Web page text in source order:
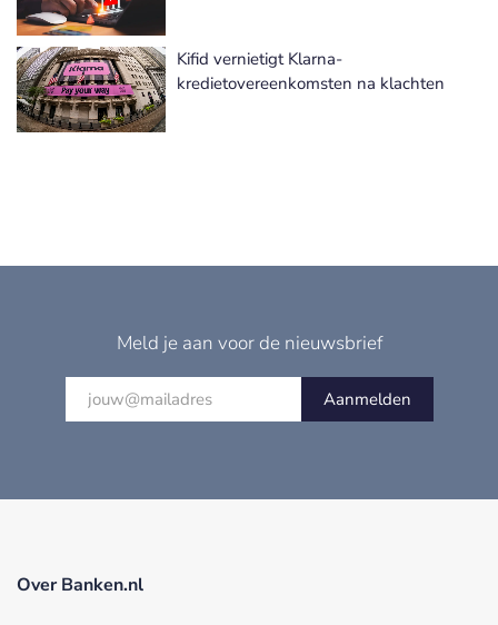
Kifid vernietigt Klarna-
kredietovereenkomsten na klachten
Meld je aan voor de nieuwsbrief
Aanmelden
Over Banken.nl